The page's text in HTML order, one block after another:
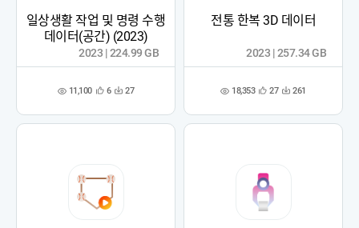
일상생활 작업 및 명령 수행
데이터(공간) (2023)
조 11,100 관
록
6 다 27
2023 | 224.99 GB
전통 한복 3D 데이터
조 18,353 관
록
27 다 261
2023 | 257.34 GB